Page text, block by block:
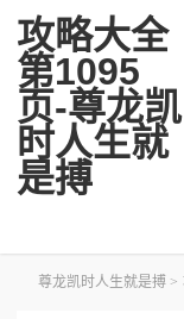
攻略大全
第1095
页-尊龙凯
时人生就
是搏
尊龙凯时人生就是搏 >